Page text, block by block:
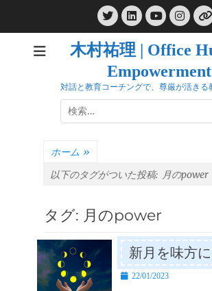
TwitterLinkedIn
YouTubeリ
ン
ク
木村祐理 | Office
Empowerment
対話と教育コーチングで、尊厳が活きる
検
索:
ホーム »
以下のタグがついた投稿: 月のpower
タグ: 月のpower
新月を味方に
投 22/01/2023